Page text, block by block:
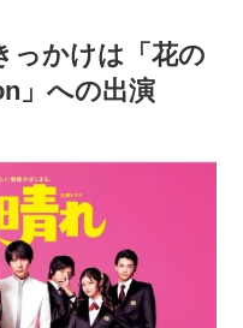
っかけは「花の
」への出演